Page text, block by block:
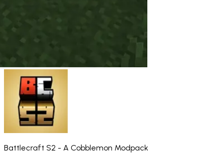
Battlecraft S2 - A Cobblemon Modpack